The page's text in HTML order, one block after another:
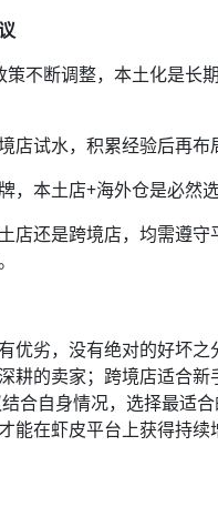
不断调整，本土化是长
店试水，积累经验后再布
，本土店+海外仓是必然选
店还是跨境店，均需遵守
优劣，没有绝对的好坏之
耕的卖家；跨境店适合新
合自身情况，选择最适
能在虾皮平台上获得持续